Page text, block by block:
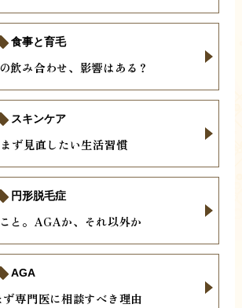
飲み合わせ、影響はある？
食事と育毛
ず見直したい生活習慣
スキンケア
と。AGAか、それ以外か
円形脱毛症
専門医に相談すべき理由
AGA